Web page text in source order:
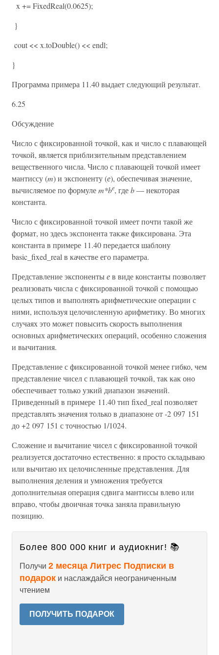
x += FixedReal(0.0625);
}
cout << x.toDouble() << endl;
}
Программа примера 11.40 выдает следующий результат.
6.25
Обсуждение
Число с фиксированной точкой, как и число с плавающей
точкой, является приблизительным представлением
вещественного числа. Число с плавающей точкой имеет
мантиссу (m) и экспоненту (е), обеспечивая значение,
вычисляемое по формулеm*bе, гдеb— некоторая
константа.
Число с фиксированной точкой имеет почти такой же
формат, но здесь экспонента также фиксирована. Эта
константа в примере 11.40 передается шаблону
basic_fixed_real в качестве его параметра.
Представление экспонентыев виде константы позволяет
реализовать числа с фиксированной точкой с помощью
целых типов и выполнять арифметические операции с
ними, используя целочисленную арифметику. Во многих
случаях это может повысить скорость выполнения
основных арифметических операций, особенно сложения
и вычитания.
Представление с фиксированной точкой менее гибко, чем
представление чисел с плавающей точкой, так как оно
обеспечивает только узкий диапазон значений.
Приведенный в примере 11.40 тип fixed_real позволяет
представлять значения только в диапазоне от -2 097 151
до +2 097 151 с точностью 1/1024.
Сложение и вычитание чисел с фиксированной точкой
реализуется достаточно естественно: я просто складываю
или вычитаю их целочисленные представления. Для
выполнения деления и умножения требуется
дополнительная операция сдвига мантиссы влево или
вправо, чтобы двоичная точка заняла правильную
позицию.
Более 800 000 книг и аудиокниг! 📚
Получи 2 месяца Литрес Подписки в
подарок и наслаждайся неограниченным
чтением
ПОЛУЧИТЬ ПОДАРОК